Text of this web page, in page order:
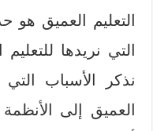
التعليم العميق هو
التي نريدها
نذكر الأسباب
العميق إلى